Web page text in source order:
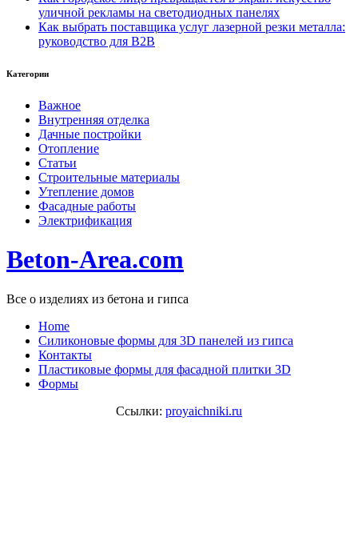
уличной рекламы на светодиодных панелях
Как выбрать поставщика услуг лазерной резки металла:
руководство для B2B
Категории
Важное
Внутренняя отделка
Дачные постройки
Отопление
Статьи
Строительные материалы
Утепление домов
Фасадные работы
Электрификация
Beton-Area.com
Все о изделиях из бетона и гипса
Home
Cиликоновые формы для 3D панелей из гипса
Контакты
Пластиковые формы для фасадной плитки 3D
Формы
Ссылки: proyaichniki.ru